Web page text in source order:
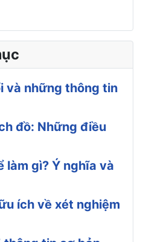
và những thông tin
đồ: Những điều
làm gì? Ý nghĩa và
ích về xét nghiệm